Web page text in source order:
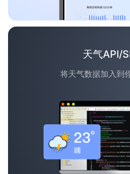
天气API/
将天气数据加入到